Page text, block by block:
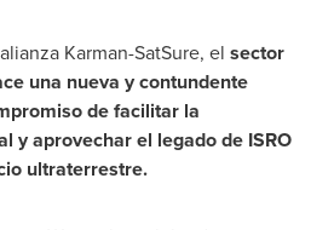
Karman-SatSure, el sector
una nueva y contundente
de facilitar la
y aprovechar el legado de ISRO
ultraterrestre.